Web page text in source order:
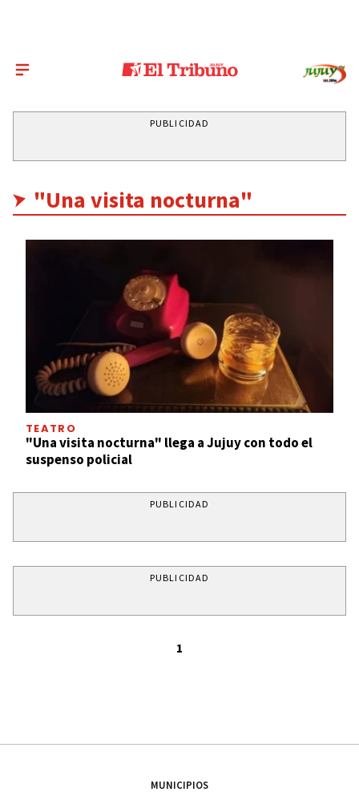
PUBLICIDAD
"Una visita nocturna"
TEATRO
"Una visita nocturna" llega a Jujuy con todo el
suspenso policial
PUBLICIDAD
PUBLICIDAD
1
MUNICIPIOS